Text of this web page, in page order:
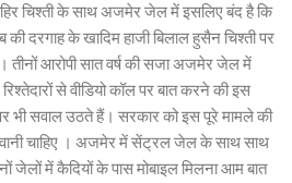
चिश्ती के साथ अजमेर जेल में इसलिए बंद है कि
दरगाह के खादिम हाजी बिलाल हुसैन चिश्ती पर
आरोपी सात वर्ष की सजा अजमेर जेल में
से वीडियो कॉल पर बात करने की इस
भी सवाल उठते हैं। सरकार को इस पूरे मामले की
चाहिए । अजमेर में सेंट्रल जेल के साथ साथ
जेलों में कैदियों के पास मोबाइल मिलना आम बात